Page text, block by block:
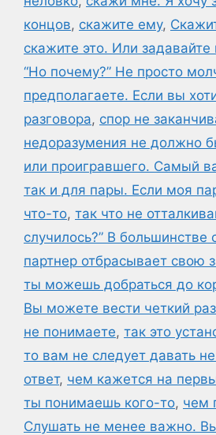
концов, скажите ему,
скажите это. Или
“Но почему?” Не просто
предполагаете. Если вы
разговора, спор не
недоразумения не должно
или проигравшего. Самый
так и для пары. Если моя
что-то, так что не
случилось?” В большинстве
партнер отбрасывает свою
ты можешь добраться до
Вы можете вести четкий
не понимаете, так это
то вам не следует давать
ответ, чем кажется на
ты понимаешь кого-то, чем
Слушать не менее важно.